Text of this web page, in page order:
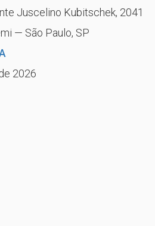
Juscelino Kubitschek, 2041
— São Paulo, SP
2026